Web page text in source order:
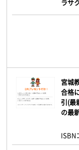
ラサ
宮城
合格
引(最
の最
ISBN